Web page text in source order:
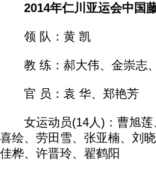
2014年仁川亚运会中国
领 队：黄 凯
教 练：郝大伟、金崇志
官 员：袁 华、郑艳芳
女运动员(14人)：曹旭莲
喜绘、劳田雪、张亚楠、刘
佳桦、许晋玲、翟鹤阳